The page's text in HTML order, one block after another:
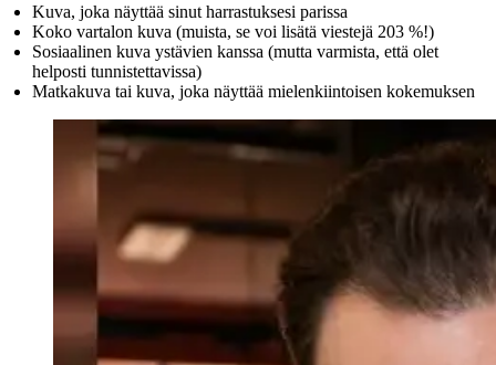
Kuva, joka näyttää sinut harrastuksesi parissa
Koko vartalon kuva (muista, se voi lisätä viestejä 203 %!)
Sosiaalinen kuva ystävien kanssa (mutta varmista, että olet
helposti tunnistettavissa)
Matkakuva tai kuva, joka näyttää mielenkiintoisen kokemuksen